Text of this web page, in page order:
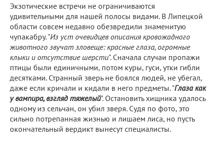
Экзотические встречи не ограничиваются
удивительными для нашей полосы видами. В Липецкой
области совсем недавно обезвредили знаменитую
чупакабру. "Из уст очевидцев описания кровожадного
животного звучат зловеще: красные глаза, огромные
клыки и отсутствие шерсти". Сначала случаи пропажи
птицы были единичными, потом куры, гуси, утки гибли
десятками. Странный зверь не боялся людей, не убегал,
даже если кричали и кидали в него предметы. "Глаза как
у вампира, взгляд тяжелый". Остановить хищника удалось
одному из сельчан, он убил зверя. Судя по фото, это
сильно потрепанная жизнью и лишаем лиса, но пусть
окончательный вердикт вынесут специалисты.